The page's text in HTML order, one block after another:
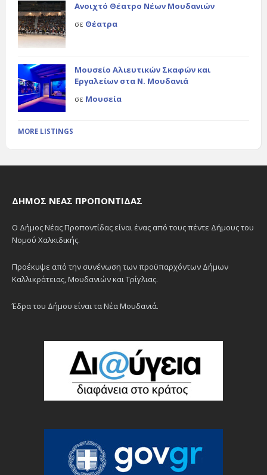
Ανοιχτό Θέατρο Νέων Μουδανιών
σε Θέατρα
Μουσείο Αλιευτικών Σκαφών και
Εργαλείων στα Ν. Μουδανιά
σε Μουσεία
MORE LISTINGS
ΔΉΜΟΣ ΝΈΑΣ ΠΡΟΠΟΝΤΊΔΑΣ
Ο Δήμος Νέας Προποντίδας είναι ένας από τους πέντε Δήμους του
Νομού Χαλκιδικής.
Προέκυψε από την συνένωση των προϋπαρχόντων Δήμων
Καλλικράτειας, Μουδανιών και Τρίγλιας.
Έδρα του Δήμου είναι τα Νέα Μουδανιά.